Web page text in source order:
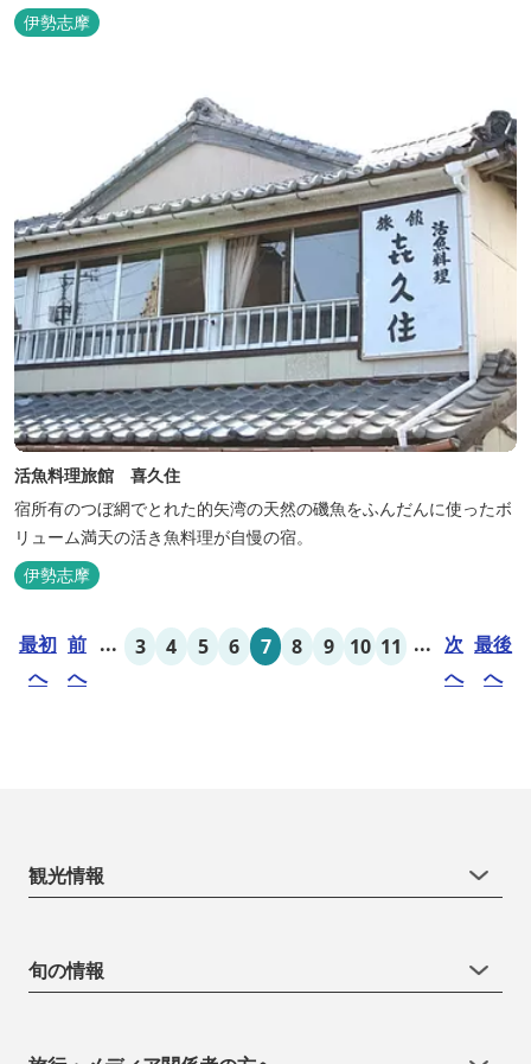
又、海を見ながら黄昏るのもよし、アクティブにマリンアクティビ
ティ・スカイダイビング・ヘリコプタークルージングを体験するこ
伊勢志摩
活魚料理旅館 喜久住
宿所有のつぼ網でとれた的矢湾の天然の磯魚をふんだんに使ったボ
リューム満天の活き魚料理が自慢の宿。
伊勢志摩
最初
へ
前
へ
... 3 4 5 6 7 8 9 10 11 ... 次
へ
最後
へ
観光情報
旬の情報